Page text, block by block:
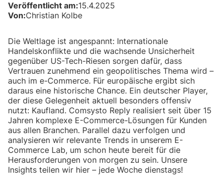
Veröffentlicht am:15.4.2025
Von:Christian Kolbe
Die Weltlage ist angespannt: Internationale
Handelskonflikte und die wachsende Unsicherheit
gegenüber US-Tech-Riesen sorgen dafür, dass
Vertrauen zunehmend ein geopolitisches Thema wird –
auch im e-Commerce. Für europäische ergibt sich
daraus eine historische Chance. Ein deutscher Player,
der diese Gelegenheit aktuell besonders offensiv
nutzt: Kaufland. Comsysto Reply realisiert seit über 15
Jahren komplexe E-Commerce-Lösungen für Kunden
aus allen Branchen. Parallel dazu verfolgen und
analysieren wir relevante Trends in unserem E-
Commerce Lab, um schon heute bereit für die
Herausforderungen von morgen zu sein. Unsere
Insights teilen wir hier – jede Woche dienstags!